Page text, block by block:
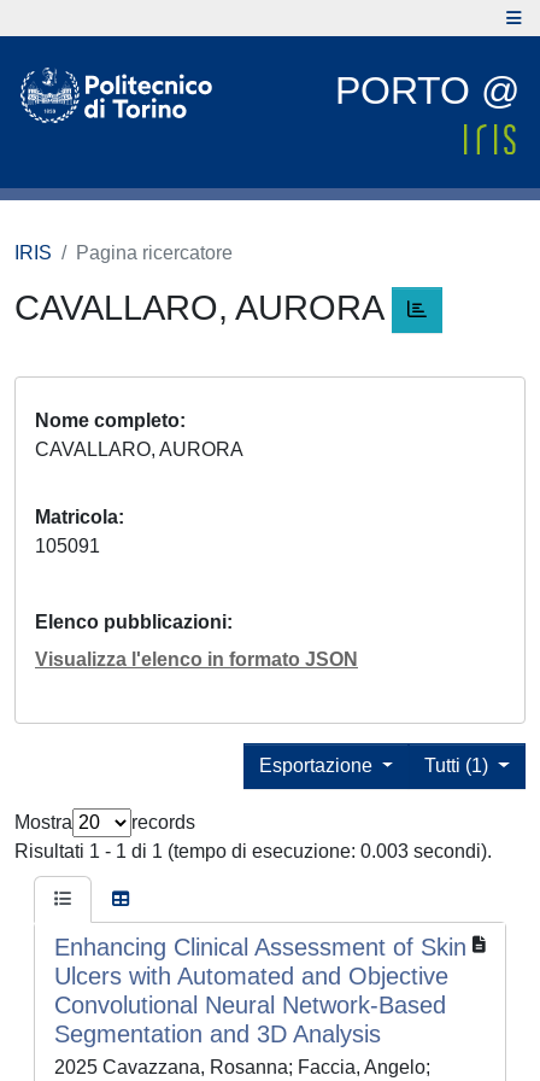
PORTO @
IRIS Pagina ricercatore
CAVALLARO, AURORA
Nome completo
CAVALLARO, AURORA
Matricola
105091
Elenco pubblicazioni
Visualizza l'elenco in formato JSON
Tutti (1)
Esportazione
Mostra
records
Risultati 1 - 1 di 1 (tempo di esecuzione: 0.003 secondi).
Enhancing Clinical Assessment of Skin
Ulcers with Automated and Objective
Convolutional Neural Network-Based
Segmentation and 3D Analysis
2025 Cavazzana, Rosanna; Faccia, Angelo;